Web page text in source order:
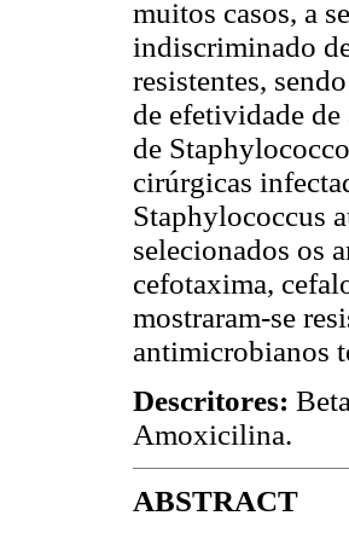
muitos casos, a
indiscriminado
resistentes,
de efetividade
de
cirúrgicas
Staphylococcus
selecionados os
cefotaxima,
mostraram-se
antimicrobianos
Descritores:
Amoxicilina.
ABSTRACT